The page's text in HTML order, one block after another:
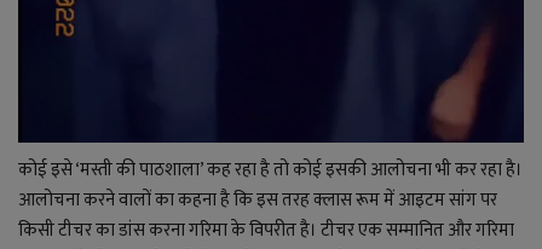
कोई इसे ‘मस्ती की पाठशाला’ कह रहा है तो कोई इसकी आलोचना भी कर रहा है।
आलोचना करने वालों का कहना है कि इस तरह क्लास रूम में आइटम सांग पर
किसी टीचर का डांस करना गरिमा के विपरीत है। टीचर एक सम्मानित और गरिमा